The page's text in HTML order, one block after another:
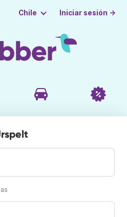
Chile Iniciar sesión →